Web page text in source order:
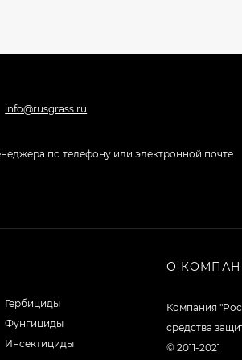
info@rusgrass.ru
по телефону или электронной почте.
Гербициды
Фунгициды
Инсектициды
О
Компания
средства
© 2011-2021